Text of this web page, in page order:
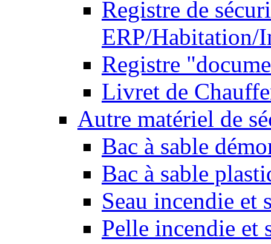
Registre de
ERP/Habitation/
Registre
Livret de
Autre matériel de
Bac à sable
Bac à sable
Seau incendie et
Pelle incendie et